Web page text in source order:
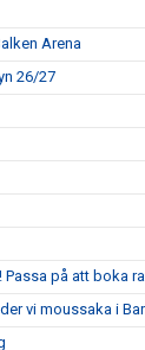
Arena
26/27
på att boka
vi moussaka i